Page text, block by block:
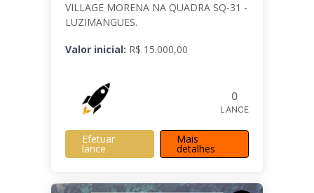
VILLAGE MORENA NA QUADRA SQ-31 -
LUZIMANGUES.
Valor inicial: R$ 15.000,00
0
LANCE
Efetuar
lance
Mais
detalhes